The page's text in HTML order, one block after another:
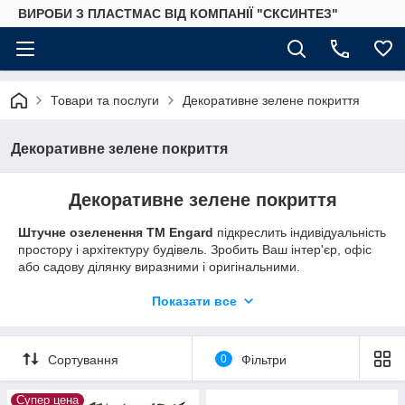
ВИРОБИ З ПЛАСТМАС ВІД КОМПАНІЇ "СКСИНТЕЗ"
Товари та послуги Декоративне зелене покриття
Декоративне зелене покриття
Декоративне зелене покриття
Штучне озеленення ТМ Engard підкреслить індивідуальність
простору і архітектуру будівель. Зробить Ваш інтер'єр, офіс
або садову ділянку виразними і оригінальними.
изгороди, изготовленная из синтетического материала.
Служит прекрасным декорирующим и маскирующим
подвергается воздействию внешней среды, и в любое время
Показати все
Сортування 0 Фільтри
Супер цена